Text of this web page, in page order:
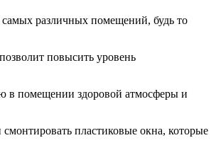
различных помещений, будь то
повысить уровень
в помещении здоровой атмосферы и
пластиковые окна, которые